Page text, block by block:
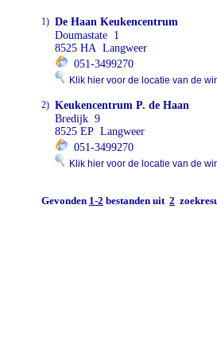
1) De Haan Keukencentrum
Doumastate 1
8525 HA Langweer
051-3499270
Klik hier voor de locatie van de
2) Keukencentrum P. de Haan
Bredijk 9
8525 EP Langweer
051-3499270
Klik hier voor de locatie van de
Gevonden 1-2 bestanden uit 2